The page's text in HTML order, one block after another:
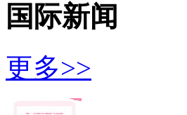
国际新闻
更多>>